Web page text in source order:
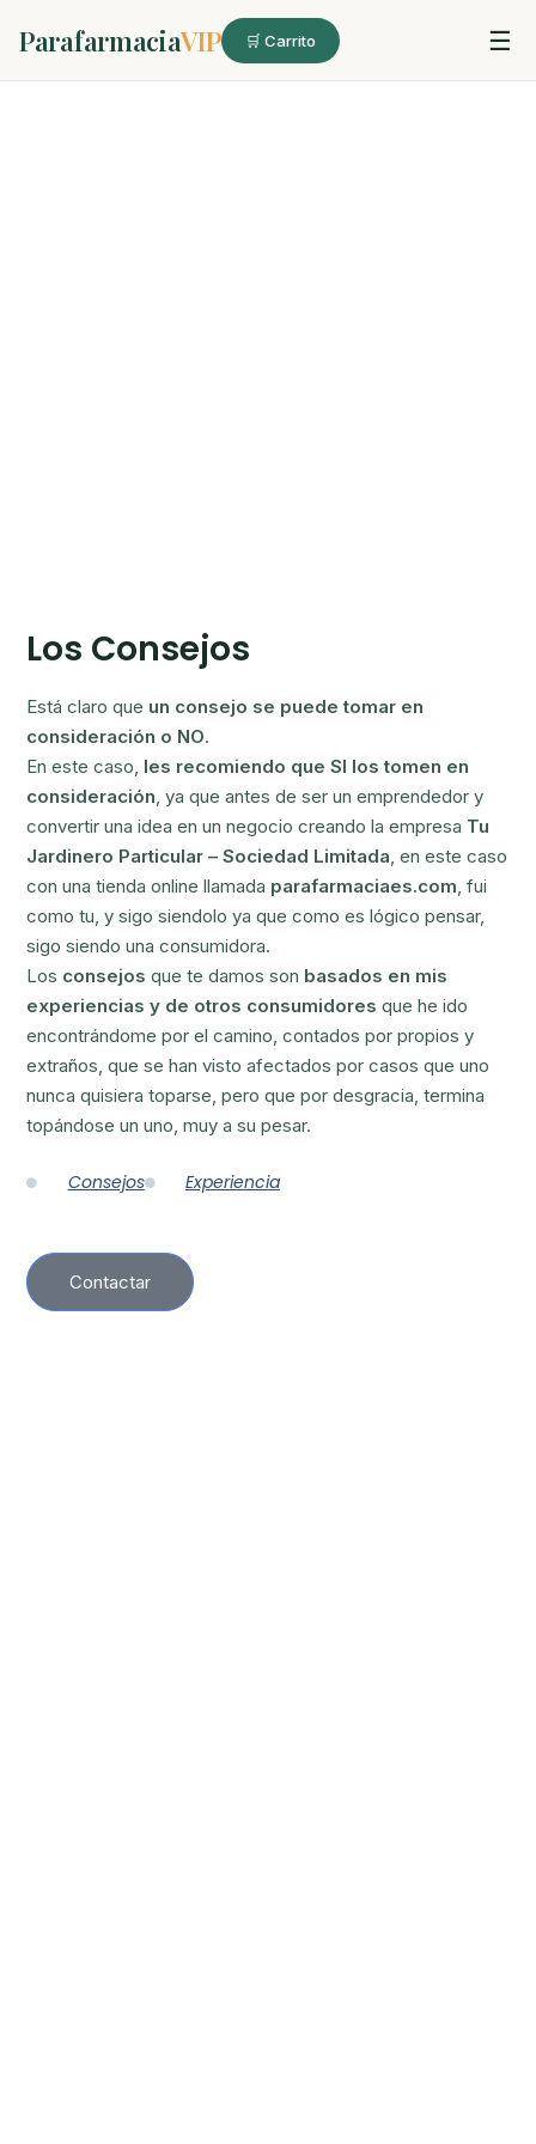
ParafarmaciaVIP 🛒 Carrito ☰
Los Consejos
Está claro que un consejo se puede tomar en
consideración o NO.
En este caso, les recomiendo que SI los tomen en
consideración, ya que antes de ser un emprendedor y
convertir una idea en un negocio creando la empresa Tu
Jardinero Particular – Sociedad Limitada, en este caso
con una tienda online llamada parafarmaciaes.com, fui
como tu, y sigo siendolo ya que como es lógico pensar,
sigo siendo una consumidora.
Los consejos que te damos son basados en mis
experiencias y de otros consumidores que he ido
encontrándome por el camino, contados por propios y
extraños, que se han visto afectados por casos que uno
nunca quisiera toparse, pero que por desgracia, termina
topándose un uno, muy a su pesar.
Consejos Experiencia
Contactar